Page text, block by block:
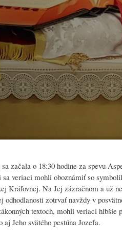
začala o 18:30 hodine za spevu
veriaci mohli oboznámiť so
Kráľovnej. Na Jej zázračnom a už
zotrvať navždy v
textoch, mohli veriaci
Jeho svätého pestúna Jozefa.